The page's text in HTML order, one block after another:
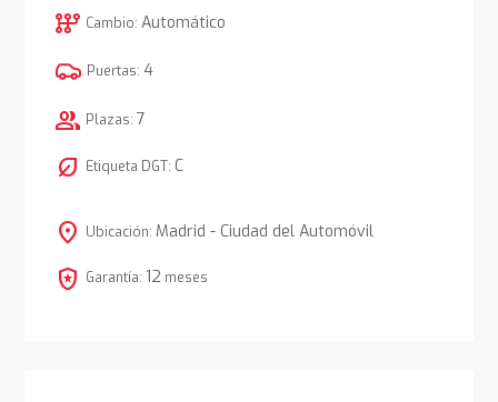
auto_transmission Cambio: Automático
Puertas: 4
group Plazas: 7
nest_eco_leaf Etiqueta DGT: C
location_on Ubicación: Madrid - Ciudad del Automóvil
local_police Garantía: 12 meses